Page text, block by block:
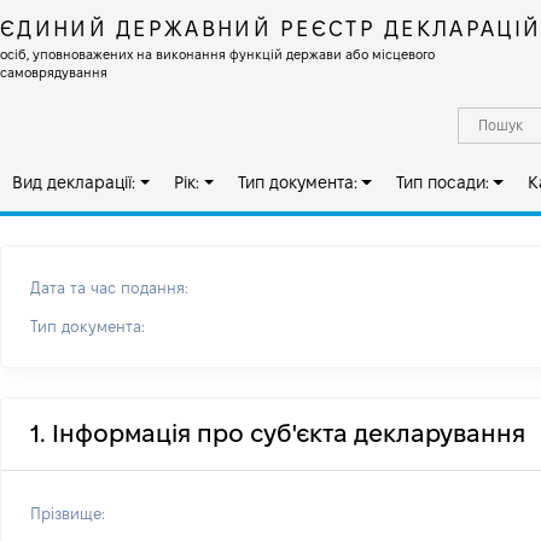
ЄДИНИЙ ДЕРЖАВНИЙ РЕЄСТР ДЕКЛАРАЦІЙ
осіб, уповноважених на виконання функцій держави або місцевого
самоврядування
Вид декларації: Рік: Тип документа: Тип посади:
Дата та час подання:
Тип документа:
1. Інформація про суб'єкта декларування
Прізвище: